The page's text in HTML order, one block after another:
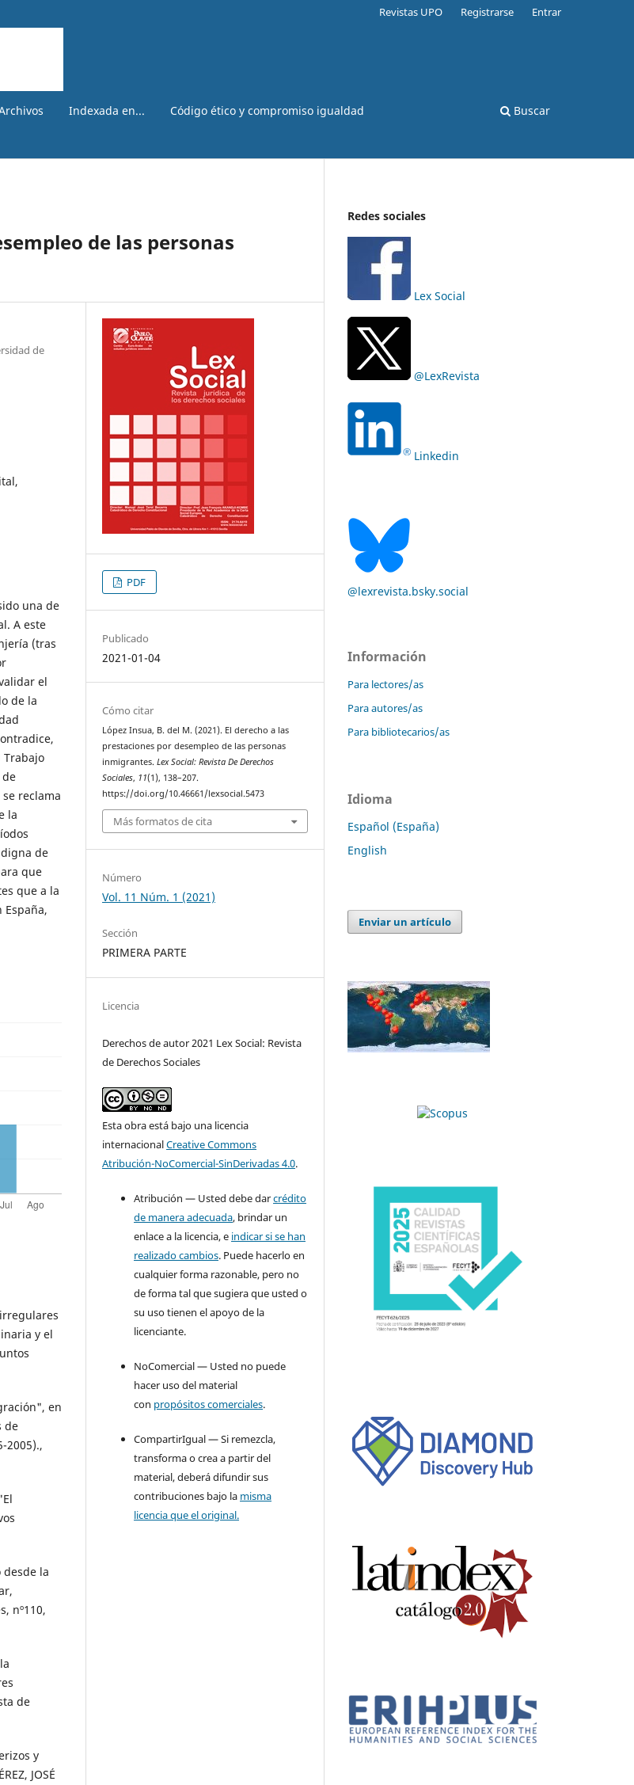
Indexada en... Código ético y compromiso igualdad Buscar
Revistas UPO Registrarse Entrar
de las personas
de
una de
A este
(tras
el
de la
reclama
la
de
que
que a la
irregulares
y el
en
de
2005).,
desde la
nº110,
de
y
JOSÉ
PDF
Publicado
2021-01-04
Cómo citar
López Insua, B. del M. (2021). El derecho a las
prestaciones por desempleo de las personas
inmigrantes.Lex Social: Revista De Derechos
Sociales, 11(1), 138–207.
https://doi.org/10.46661/lexsocial.5473
Más formatos de cita
Número
Vol. 11 Núm. 1 (2021)
Sección
PRIMERA PARTE
Licencia
Derechos de autor 2021 Lex Social: Revista
de Derechos Sociales
Esta obra está bajo una licencia
internacionalCreative Commons
Atribución-NoComercial-SinDerivadas 4.0.
Atribución — Usted debe darcrédito
de manera adecuada, brindar un
enlace a la licencia, e indicar si se han
realizado cambios. Puede hacerlo en
cualquier forma razonable, pero no
de forma tal que sugiera que usted o
su uso tienen el apoyo de la
licenciante.
NoComercial — Usted no puede
hacer uso del material
con propósitos comerciales.
CompartirIgual — Si remezcla,
transforma o crea a partir del
material, deberá difundir sus
contribuciones bajo la misma
licencia que el original.
Redes sociales
Lex Social
@LexRevista
Linkedin
@lexrevista.bsky.social
Información
Para lectores/as
Para autores/as
Para bibliotecarios/as
Idioma
Español (España)
English
Enviar un artículo